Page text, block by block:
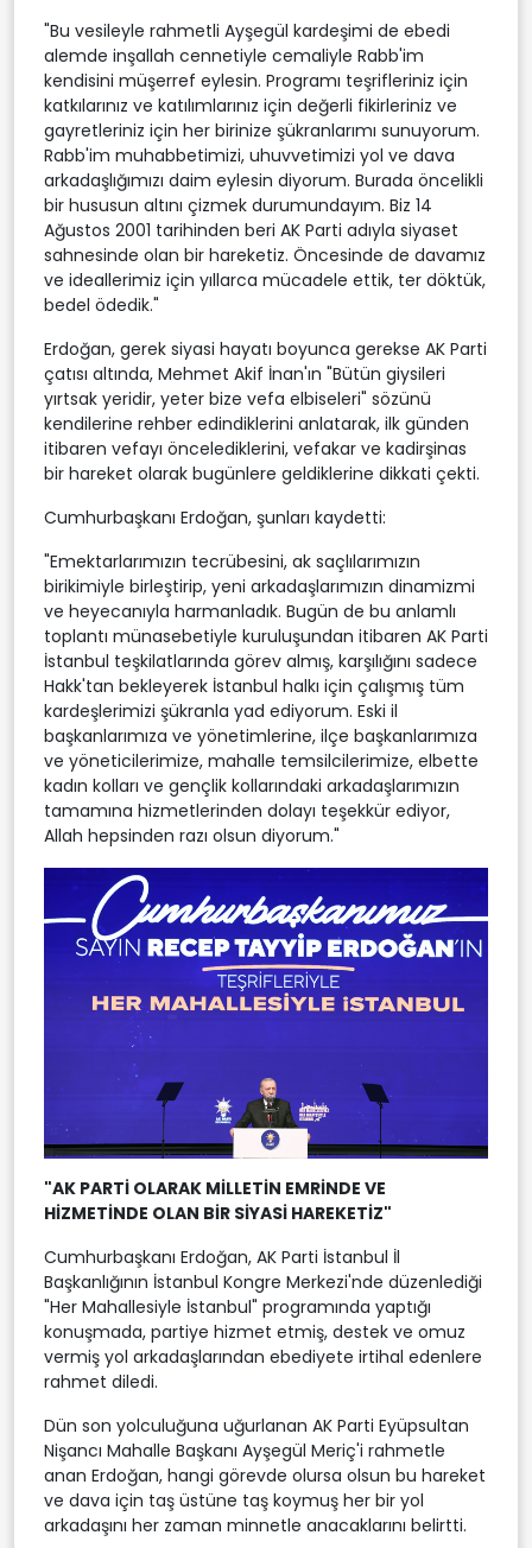
"Bu vesileyle rahmetli Ayşegül kardeşimi de ebedi
alemde inşallah cennetiyle cemaliyle Rabb'im
kendisini müşerref eylesin. Programı teşrifleriniz için
katkılarınız ve katılımlarınız için değerli fikirleriniz ve
gayretleriniz için her birinize şükranlarımı sunuyorum.
Rabb'im muhabbetimizi, uhuvvetimizi yol ve dava
arkadaşlığımızı daim eylesin diyorum. Burada öncelikli
bir hususun altını çizmek durumundayım. Biz 14
Ağustos 2001 tarihinden beri AK Parti adıyla siyaset
sahnesinde olan bir hareketiz. Öncesinde de davamız
ve ideallerimiz için yıllarca mücadele ettik, ter döktük,
bedel ödedik."
Erdoğan, gerek siyasi hayatı boyunca gerekse AK Parti
çatısı altında, Mehmet Akif İnan'ın "Bütün giysileri
yırtsak yeridir, yeter bize vefa elbiseleri" sözünü
kendilerine rehber edindiklerini anlatarak, ilk günden
itibaren vefayı öncelediklerini, vefakar ve kadirşinas
bir hareket olarak bugünlere geldiklerine dikkati çekti.
Cumhurbaşkanı Erdoğan, şunları kaydetti:
"Emektarlarımızın tecrübesini, ak saçlılarımızın
birikimiyle birleştirip, yeni arkadaşlarımızın dinamizmi
ve heyecanıyla harmanladık. Bugün de bu anlamlı
toplantı münasebetiyle kuruluşundan itibaren AK Parti
İstanbul teşkilatlarında görev almış, karşılığını sadece
Hakk'tan bekleyerek İstanbul halkı için çalışmış tüm
kardeşlerimizi şükranla yad ediyorum. Eski il
başkanlarımıza ve yönetimlerine, ilçe başkanlarımıza
ve yöneticilerimize, mahalle temsilcilerimize, elbette
kadın kolları ve gençlik kollarındaki arkadaşlarımızın
tamamına hizmetlerinden dolayı teşekkür ediyor,
Allah hepsinden razı olsun diyorum."
"AK PARTİ OLARAK MİLLETİN EMRİNDE VE
HİZMETİNDE OLAN BİR SİYASİ HAREKETİZ"
Cumhurbaşkanı Erdoğan, AK Parti İstanbul İl
Başkanlığının İstanbul Kongre Merkezi'nde düzenlediği
"Her Mahallesiyle İstanbul" programında yaptığı
konuşmada, partiye hizmet etmiş, destek ve omuz
vermiş yol arkadaşlarından ebediyete irtihal edenlere
rahmet diledi.
Dün son yolculuğuna uğurlanan AK Parti Eyüpsultan
Nişancı Mahalle Başkanı Ayşegül Meriç'i rahmetle
anan Erdoğan, hangi görevde olursa olsun bu hareket
ve dava için taş üstüne taş koymuş her bir yol
arkadaşını her zaman minnetle anacaklarını belirtti.